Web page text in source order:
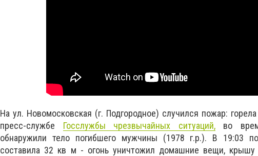
На ул. Новомосковская (г. Подгородное) случился пожар:
пресс-службе Госслужбы чрезвычайных ситуаций,во
обнаружили тело погибшего мужчины (1978 г.р.). В 19:03
составила 32 кв м - огонь уничтожил домашние вещи, крышу